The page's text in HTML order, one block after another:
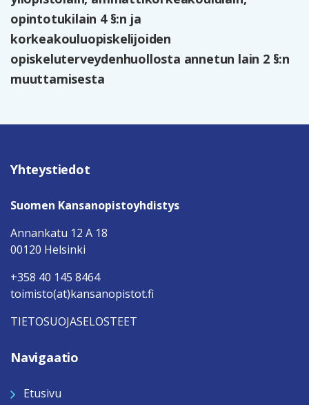
opintotukilain 4 §:n ja
korkeakouluopiskelijoiden
opiskeluterveydenhuollosta annetun lain 2 §:n
muuttamisesta
Yhteystiedot
Suomen Kansanopistoyhdistys
Annankatu 12 A 18
00120 Helsinki
+358 40 145 8464
toimisto(at)kansanopistot.fi
TIETOSUOJASELOSTEET
Navigaatio
Etusivu